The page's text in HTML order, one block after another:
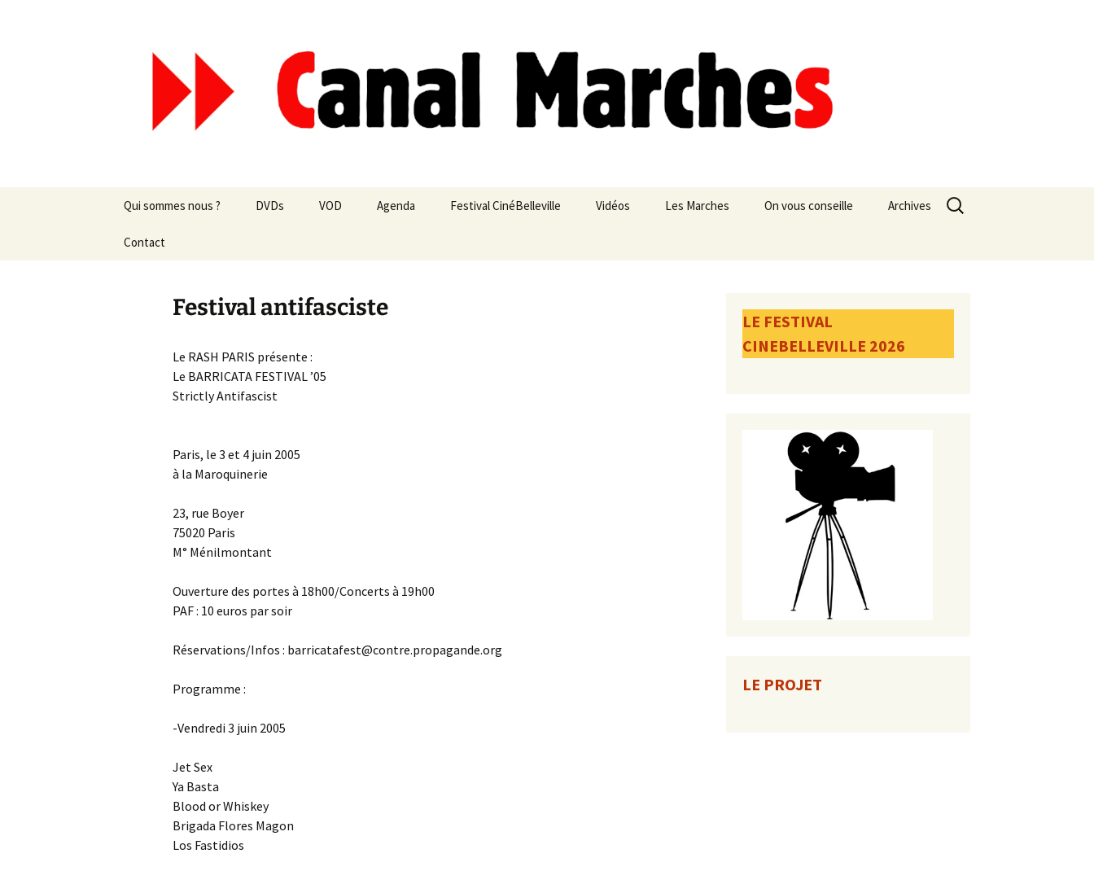
Canal Marches
Qui sommes nous ?
Les revues de presse
Les projets
DVDs VOD Agenda Festival CinéBelleville Vidéos Les Marches On vous conseille Archives
Contact
Rechercher :
Festival antifasciste
Le RASH PARIS présente :
Le BARRICATA FESTIVAL ’05
Strictly Antifascist
Paris, le 3 et 4 juin 2005
à la Maroquinerie
23, rue Boyer
75020 Paris
M° Ménilmontant
Ouverture des portes à 18h00/Concerts à 19h00
PAF : 10 euros par soir
Réservations/Infos : barricatafest@contre.propagande.org
Programme :
-Vendredi 3 juin 2005
Jet Sex
Ya Basta
Blood or Whiskey
Brigada Flores Magon
Los Fastidios
LE FESTIVAL
CINEBELLEVILLE 2026
LE PROJET